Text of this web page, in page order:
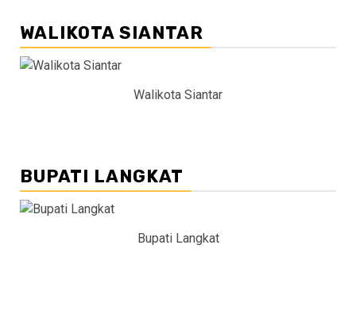
WALIKOTA SIANTAR
Walikota Siantar
BUPATI LANGKAT
Bupati Langkat